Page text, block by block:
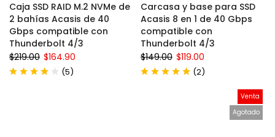
Caja SSD RAID M.2 NVMe de
2 bahías Acasis de 40
Gbps compatible con
Thunderbolt 4/3
$219.00 $164.90
(5)
Carcasa y base para SSD
Acasis 8 en 1 de 40 Gbps
compatible con
Thunderbolt 4/3
$149.00 $119.00
(2)
Venta
Agotado